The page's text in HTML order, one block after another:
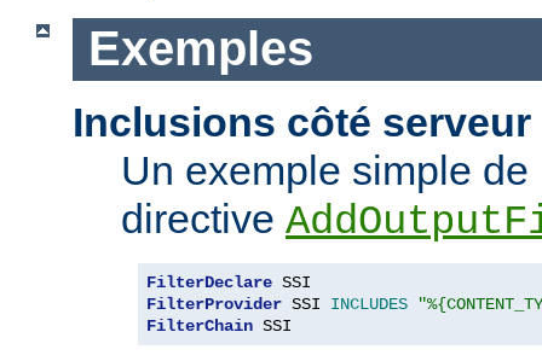
Exemples
Inclusions côté serveur
Un exemple simple
directive
FilterDeclare
FilterProvider SSI INCLUDES
FilterChain SSI